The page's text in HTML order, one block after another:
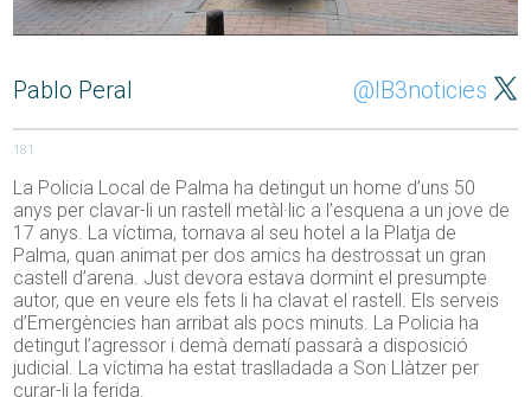
Pablo Peral @IB3noticies
181
La Policia Local de Palma ha detingut un home d’uns 50
anys per clavar-li un rastell metàl·lic a l’esquena a un jove de
17 anys. La víctima, tornava al seu hotel a la Platja de
Palma, quan animat per dos amics ha destrossat un gran
castell d’arena. Just devora estava dormint el presumpte
autor, que en veure els fets li ha clavat el rastell. Els serveis
d’Emergències han arribat als pocs minuts. La Policia ha
detingut l’agressor i demà dematí passarà a disposició
judicial. La víctima ha estat traslladada a Son Llàtzer per
curar-li la ferida.